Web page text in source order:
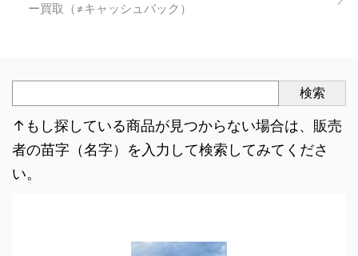
ー買取（≠キャッシュバック）
検索
↑もし探している商品が見つからない場合は、販売
者の苗字（名字）を入力して検索してみてくださ
い。